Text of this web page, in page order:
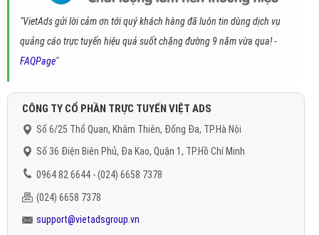
"VietAds gửi lời cảm ơn tới quý khách hàng đã luôn tin dùng dịch vụ
quảng cáo trực tuyến hiệu quả suốt chặng đường 9 năm vừa qua! -
FAQPage"
CÔNG TY CỔ PHẦN TRỰC TUYẾN VIỆT ADS
Số 6/25 Thổ Quan, Khâm Thiên, Đống Đa, TP.Hà Nội
Số 36 Điện Biên Phủ, Đa Kao, Quận 1, TP.Hồ Chí Minh
0964 82 6644 - (024) 6658 7378
(024) 6658 7378
support@vietadsgroup.vn